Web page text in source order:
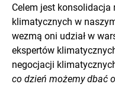
Celem jest konsolidacja
klimatycznych w
wezmą oni udział w
ekspertów
negocjacji
co dzień możemy dbać